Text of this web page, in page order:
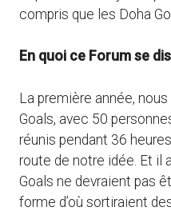
compris que les Doha
En quoi ce Forum se
La première année,
Goals, avec 50
réunis pendant 36
route de notre idée. Et il
Goals ne devraient pas
forme d’où sortiraient